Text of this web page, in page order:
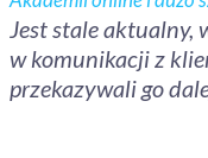
Jest stale aktualny,
w komunikacji z
przekazywali go